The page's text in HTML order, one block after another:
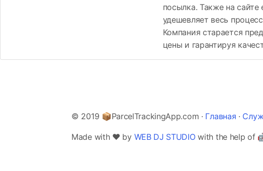
посылка. Также на сайте
удешевляет весь
Компания старается
цены и гарантируя
© 2019 📦ParcelTrackingApp.com · Главная ·
Made with ❤️ by WEB DJ STUDIOwith the help of